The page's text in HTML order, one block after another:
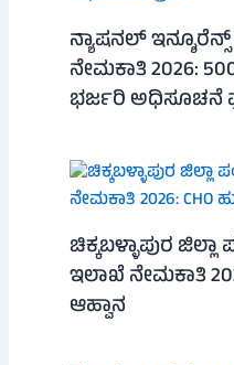
ನ್ಯಾಷನಲ್
ನೇಮಕಾತಿ 2026:
ಭರ್ಜರಿ ಅಧಿಸೂಚನೆ
ಚಿಕ್ಕಬಳ್ಳಾಪುರ
ಇಲಾಖೆ ನೇಮಕಾತಿ
ಆಹ್ವಾನ